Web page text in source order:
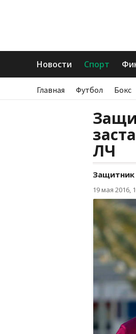
Новости Спорт
Главная Футбол Бокс
ЛЧ
Защитник
19 мая 2016,